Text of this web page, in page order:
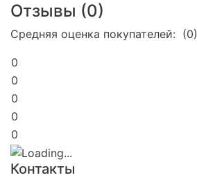
Отзывы (0)
Средняя оценка покупателей: (0)
0
0
0
0
0
Контакты